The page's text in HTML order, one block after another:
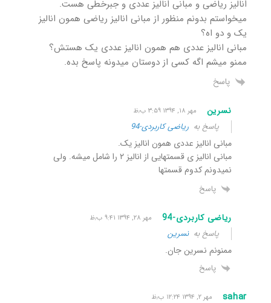
انالیز ریاضی و مبانی انالیز عددی و جبرخطی هست.
میخواستم بدونم منظور از مبانی انالیز ریاضی همون انالیز
یک و دو اه؟
مبانی انالیز عددی هم همون انالیز عددی یک هستش؟
ممنو میشم اگه کسی از دوستان میدونه پاسخ بده.
پاسخ
نسرین مهر ۱۸, ۱۳۹۴ ۳:۵۹ ب٫ظ
پاسخ به ریاضی کاربردی-94
مبانی انالیز عددی همون انالیز یک.
مبانی انالیز ی قسمتهایی از انالیز ۲ را شامل میشه. ولی
نمیدونم کدوم قسمتها
پاسخ
ریاضی کاربردی-94 مهر ۲۸, ۱۳۹۴ ۹:۴۱ ب٫ظ
پاسخ بهنسرین
ممنونم نسرین جان.
پاسخ
sahar مهر ۲, ۱۳۹۴ ۱۲:۲۴ ب٫ظ